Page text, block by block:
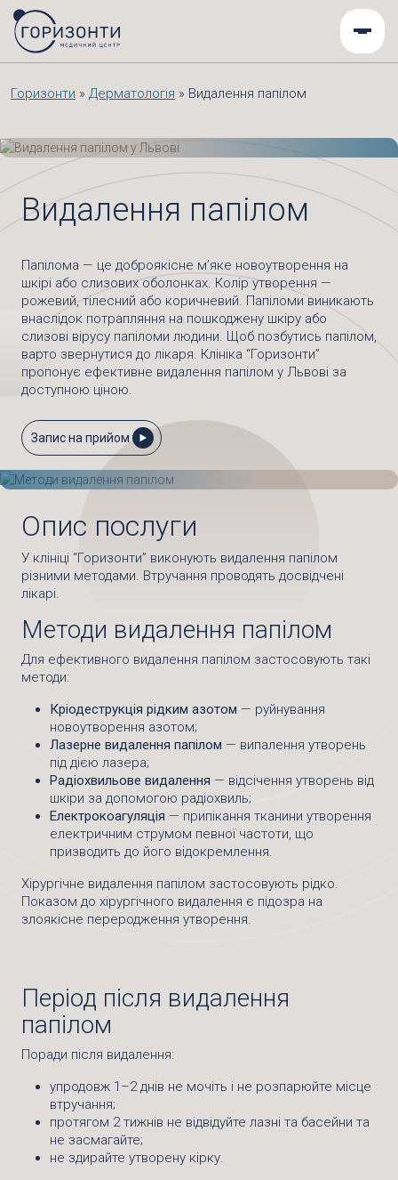
Горизонти » Дерматологія » Видалення папілом
Видалення папілом
Папілома — це доброякісне м’яке новоутворення на
шкірі або слизових оболонках. Колір утворення —
рожевий, тілесний або коричневий. Папіломи виникають
внаслідок потрапляння на пошкоджену шкіру або
слизові вірусу папіломи людини. Щоб позбутись папілом,
варто звернутися до лікаря. Клініка “Горизонти”
пропонує ефективне видалення папілом у Львові за
доступною ціною.
Запис на прийом
Опис послуги
У клініці “Горизонти” виконують видалення папілом
різними методами. Втручання проводять досвідчені
лікарі.
Методи видалення папілом
Для ефективного видалення папілом застосовують такі
методи:
Кріодеструкція рідким азотом — руйнування
новоутворення азотом;
Лазерне видалення папілом — випалення утворень
під дією лазера;
Радіохвильове видалення — відсічення утворень від
шкіри за допомогою радіохвиль;
Електрокоагуляція — припікання тканини утворення
електричним струмом певної частоти, що
призводить до його відокремлення.
Хірургічне видалення папілом застосовують рідко.
Показом до хірургічного видалення є підозра на
злоякісне переродження утворення.
Період після видалення
папілом
Поради після видалення:
упродовж 1–2 днів не мочіть і не розпарюйте місце
втручання;
протягом 2 тижнів не відвідуйте лазні та басейни та
не засмагайте;
не здирайте утворену кірку.